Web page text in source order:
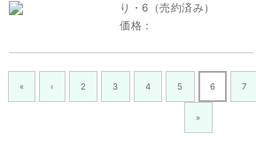
り・6（売約済み）
価格：
« ‹ 2 3 4 5 6 7
»